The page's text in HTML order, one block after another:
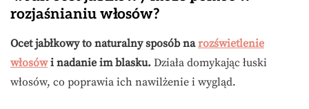
rozjaśnianiu włosów?
Ocet jabłkowy to naturalny sposób narozświetlenie
włosówi nadanie im blasku. Działa domykając łuski
włosów, co poprawia ich nawilżenie i wygląd.